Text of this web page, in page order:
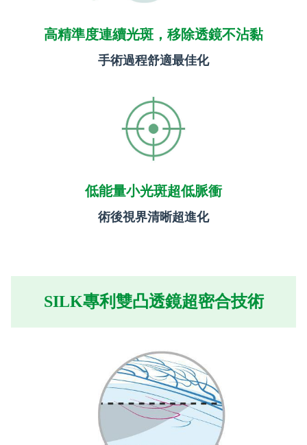
高精準度連續光斑，移除透鏡不沾黏
手術過程舒適最佳化
低能量小光斑超低脈衝
術後視界清晰超進化
SILK專利雙凸透鏡超密合技術